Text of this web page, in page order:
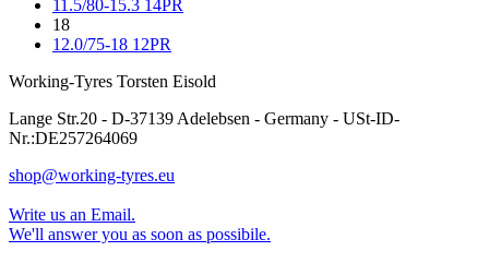
11.5/80-15.3 14PR
18
12.0/75-18 12PR
Working-Tyres Torsten Eisold
Lange Str.20 - D-37139 Adelebsen - Germany - USt-ID-
Nr.:DE257264069
shop@working-tyres.eu
Write us an Email.
We'll answer you as soon as possibile.